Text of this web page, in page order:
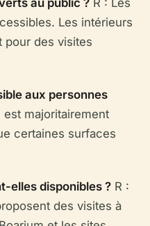
au public ? R : Les
Les intérieurs
pour des visites
aux personnes
est majoritairement
certaines surfaces
elles disponibles ? R :
des visites à